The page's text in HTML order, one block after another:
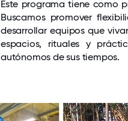
Este programa tiene como
Buscamos promover
desarrollar equipos que
espacios, rituales y
autónomos de sus tiempos.